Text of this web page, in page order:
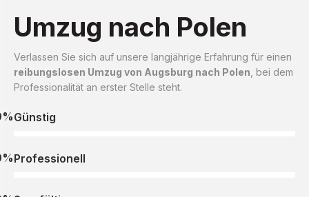
Umzug nach Polen
Verlassen Sie sich auf unsere langjährige Erfahrung für einen
reibungslosen Umzug von Augsburg nach Polen , bei dem
Professionalität an erster Stelle steht.
Günstig
Professionell